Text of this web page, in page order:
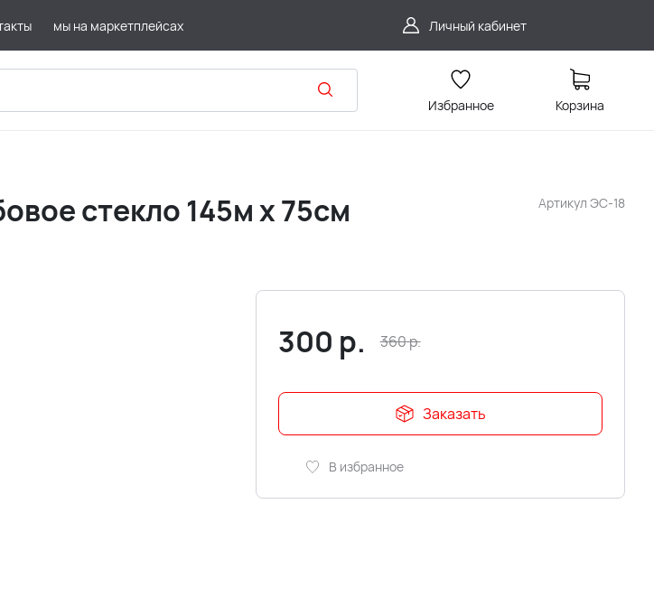
мы на маркетплейсах Личный кабинет
Избранное Корзина
Артикул ЭС-18
стекло 145м х 75см
300 р. 360р.
Заказать
В избранное